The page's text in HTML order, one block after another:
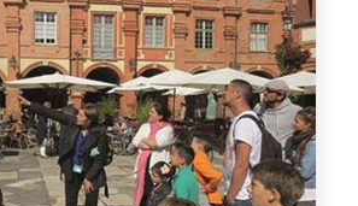
du 15 décembre 2023 et
2024. Pour toute
demande d'informations,
au +33 (0)5 82 81 15 15
Voir nos bons cadeaux